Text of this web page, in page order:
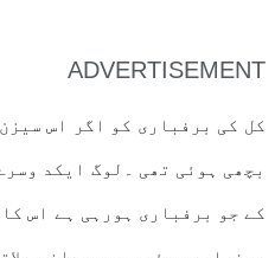
ADVERTISEMENT
کل کی برفباری کو اگر اس
بچھی ہوئی تھی ۔لوگ ایکد
کے جو برفباری ہورہی ہے اس